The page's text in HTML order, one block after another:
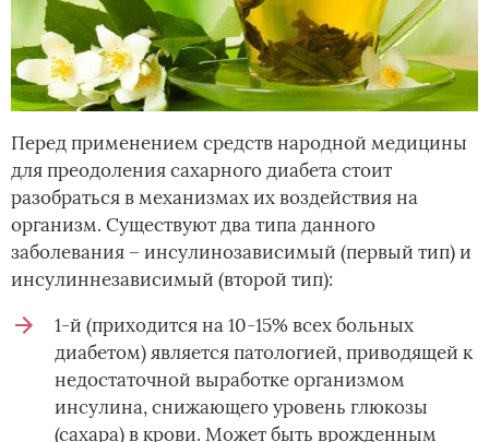
Перед применением средств народной медицины
для преодоления сахарного диабета стоит
разобраться в механизмах их воздействия на
организм. Существуют два типа данного
заболевания – инсулинозависимый (первый тип) и
инсулиннезависимый (второй тип):
1-й (приходится на 10-15% всех больных
диабетом) является патологией, приводящей к
недостаточной выработке организмом
инсулина, снижающего уровень глюкозы
(сахара) в крови. Может быть врожденным